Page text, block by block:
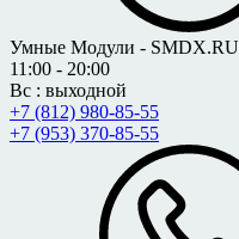
Умные Модули - SMDX.RU
11:00 - 20:00
Вс : выходной
+7 (812) 980-85-55
+7 (953) 370-85-55